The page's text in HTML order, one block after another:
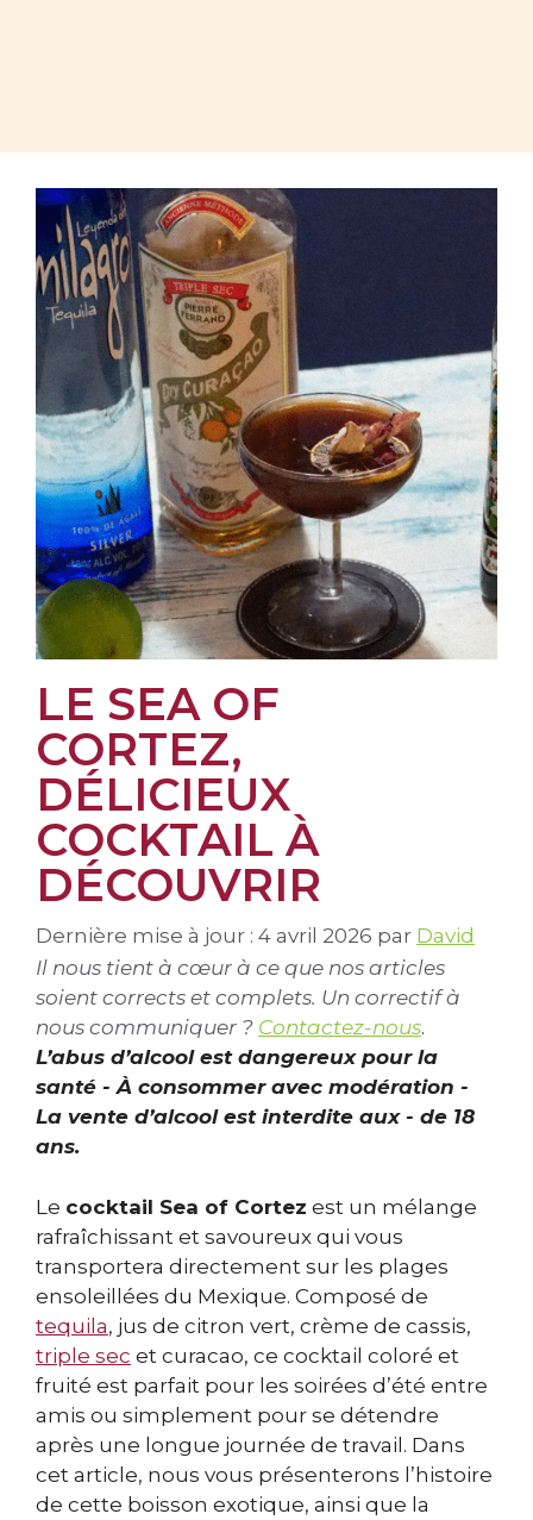
LE SEA OF
CORTEZ,
DÉLICIEUX
COCKTAIL À
DÉCOUVRIR
Dernière mise à jour : 4 avril 2026 par David
Il nous tient à cœur à ce que nos articles
soient corrects et complets. Un correctif à
nous communiquer ? Contactez-nous.
L’abus d’alcool est dangereux pour la
santé - À consommer avec modération -
La vente d’alcool est interdite aux - de 18
ans.
Le cocktail Sea of Cortez est un mélange
rafraîchissant et savoureux qui vous
transportera directement sur les plages
ensoleillées du Mexique. Composé de
tequila, jus de citron vert, crème de cassis,
triple sec et curacao, ce cocktail coloré et
fruité est parfait pour les soirées d’été entre
amis ou simplement pour se détendre
après une longue journée de travail. Dans
cet article, nous vous présenterons l’histoire
de cette boisson exotique, ainsi que la